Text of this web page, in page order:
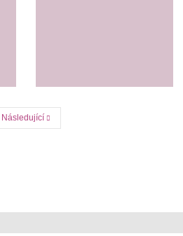
Předchozí
Následující